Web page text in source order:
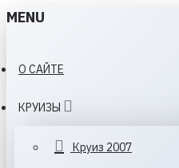
MENU
О САЙТЕ
КРУИЗЫ
Круиз 2007